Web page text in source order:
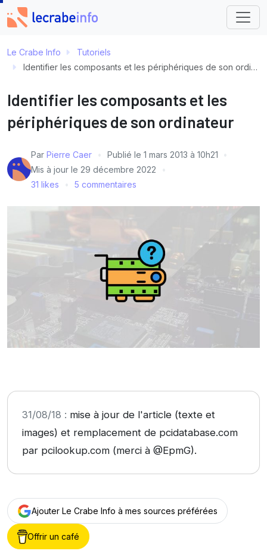
Le Crabe Info
Tutoriels
Identifier les composants et les périphériques de son ordinateur
Identifier les composants et les
périphériques de son ordinateur
Par Pierre Caer Publié le 1 mars 2013 à 10h21
Mis à jour le 29 décembre 2022
31 likes
5 commentaires
31/08/18 : mise à jour de l'article (texte et
images) et remplacement de pcidatabase.com
par pcilookup.com (merci à @EpmG).
Ajouter Le Crabe Info à mes sources préférées
Offrir un café